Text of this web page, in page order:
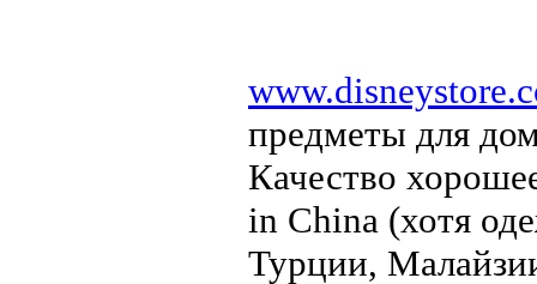
предметы для
Качество
in China (хотя
Турции,